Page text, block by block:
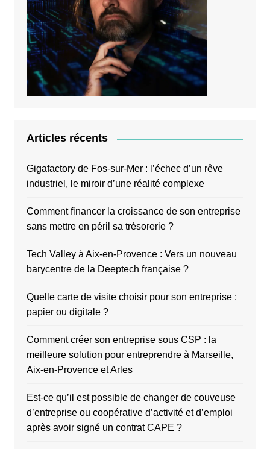
Articles récents
Gigafactory de Fos-sur-Mer : l’échec d’un rêve
industriel, le miroir d’une réalité complexe
Comment financer la croissance de son entreprise
sans mettre en péril sa trésorerie ?
Tech Valley à Aix-en-Provence : Vers un nouveau
barycentre de la Deeptech française ?
Quelle carte de visite choisir pour son entreprise :
papier ou digitale ?
Comment créer son entreprise sous CSP : la
meilleure solution pour entreprendre à Marseille,
Aix-en-Provence et Arles
Est-ce qu’il est possible de changer de couveuse
d’entreprise ou coopérative d’activité et d’emploi
après avoir signé un contrat CAPE ?